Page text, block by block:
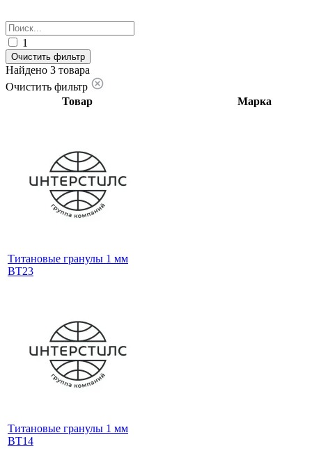
1
Очистить фильтр
Найдено 3 товара
Очистить фильтр
Товар
Марка
Титановые гранулы 1 мм
ВТ23
Титановые гранулы 1 мм
ВТ14